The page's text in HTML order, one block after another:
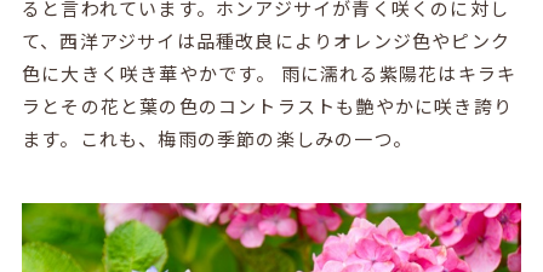
ると言われています。ホンアジサイが青く咲くのに対し
て、西洋アジサイは品種改良によりオレンジ色やピンク
色に大きく咲き華やかです。 雨に濡れる紫陽花はキラキ
ラとその花と葉の色のコントラストも艶やかに咲き誇り
ます。これも、梅雨の季節の楽しみの一つ。